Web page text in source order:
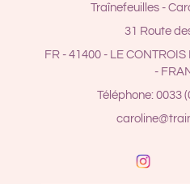
Traînefeuilles -
31 Route
FR - 41400 - LE
-
Téléphone: 0033